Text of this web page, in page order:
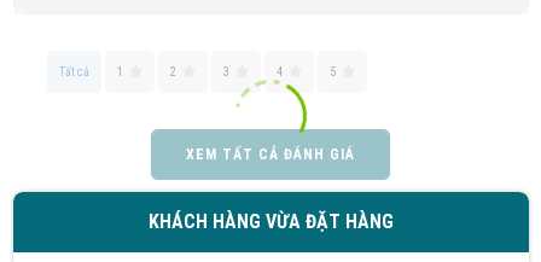
Tất cả 1 2 3 4 5
XEM TẤT CẢ ĐÁNH GIÁ
KHÁCH HÀNG VỪA ĐẶT HÀNG
Văn Thị Mỹ Linh đã mua sản phẩm sàn gỗ tự nhiên
Trần Xuân Hóa đã mua sản phẩm sàn gỗ tự nhiên09/08/2026
Võ Thị Quỳnh Châu đã mua sản phẩm sàn gỗ tự nhiên